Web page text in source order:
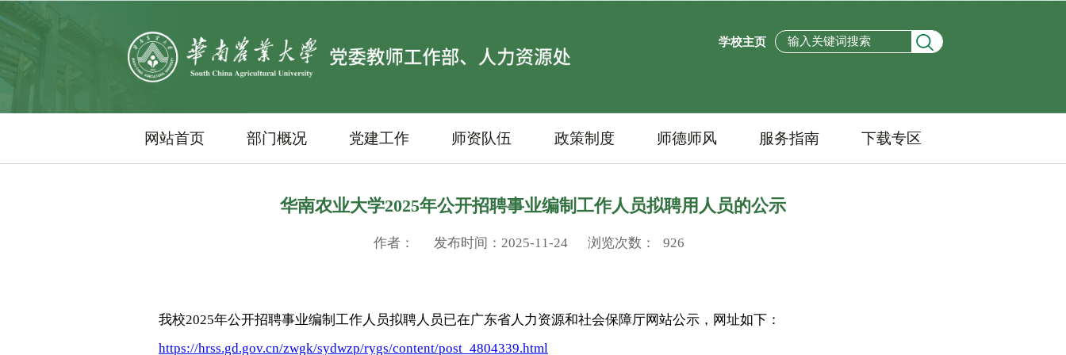
学校主页
网站首页 部门概况 党建工作 师资队伍 政策制度 师德师风 服务指南 下载专区
华南农业大学2025年公开招聘事业编制工作人员拟聘用人员的公示
作者： 发布时间：2025-11-24 浏览次数： 926
我校2025年公开招聘事业编制工作人员拟聘人员已在广东省人力资源和社会保障厅网站公示，网址如下：
https://hrss.gd.gov.cn/zwgk/sydwzp/rygs/content/post_4804339.html